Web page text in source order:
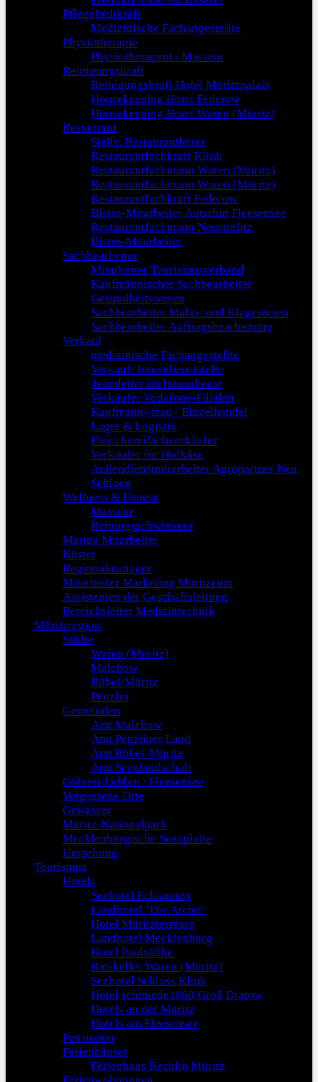
Pflegefachkraft
Medizinische Fachangestellte
Physiotherapie
Physiotherapeut / Masseur
Reinigungskraft
Reinigungskraft Hotel Müritzpalais
Housekeeping Hotel Federow
Housekeeping Hotel Waren (Müritz)
Restaurant
Stellv. Restaurantleiter
Restaurantfachkraft Klink
Restaurantfachmann Waren (Müritz)
Restaurantfachmann Waren (Müritz)
Restaurantfachkraft Federow
Bistro-Mitarbeiter Aquafun Fleesensee
Restaurantfachmann Neustrelitz
Bistro-Mitarbeiter
Sachbearbeiter
Mitarbeiter Tourismusverband
Kaufmännischer Sachbearbeiter
Gesundheitswesen
Sachbearbeiter Mahn- und Klagewesen
Sachbearbeiter Auftragsbearbeitung
Verkauf
medizinische Fachangestellte
Verkauf/ Innendienststelle
Teamleiter im Innendienst
Verkäufer Vodafone-Filialen
Kaufmann/-frau - Einzelhandel
Lager & Logistik
Fleischereifachverkäufer
Verkäufer für Hofkäse
Außendienstmitarbeiter Agropartner Neu
Schloen
Wellness & Fitness
Masseur
Rettungsschwimmer
Marina Mitarbeiter
Küster
Regionalmanager
Mitarbeiter Marketing Müritzeum
Assistenten der Geschäftsleitung
Bereichsleiter Medizintechnik
Müritzregion
Städte
Waren (Müritz)
Malchow
Röbel/Müritz
Penzlin
Gemeinden
Amt Malchow
Amt Penzliner Land
Amt Röbel-Müritz
Amt Seenlandschaft
Göhren-Lebbin / Fleesensee
Vergessene Orte
Gewässer
Müritz-Nationalpark
Mecklenburgische Seenplatte
Umgebung
Tourismus
Hotels
Seehotel Ecktannen
Landhotel "Die Arche"
Hotel Müritzterrasse
Landhotel Mecklenburg
Hotel Paulshöhe
Ratskeller Waren (Müritz)
Seehotel Schloss Klink
Hotel schmiede1860 Groß Dratow
Hotels an der Müritz
Hotels am Fleesensee
Pensionen
Ferienhäuser
Ferienhaus Rechlin Müritz